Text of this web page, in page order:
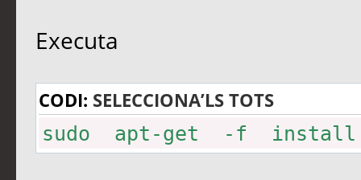
Executa
CODI: SELECCIONA’LS TOTS
sudo apt-get -f install